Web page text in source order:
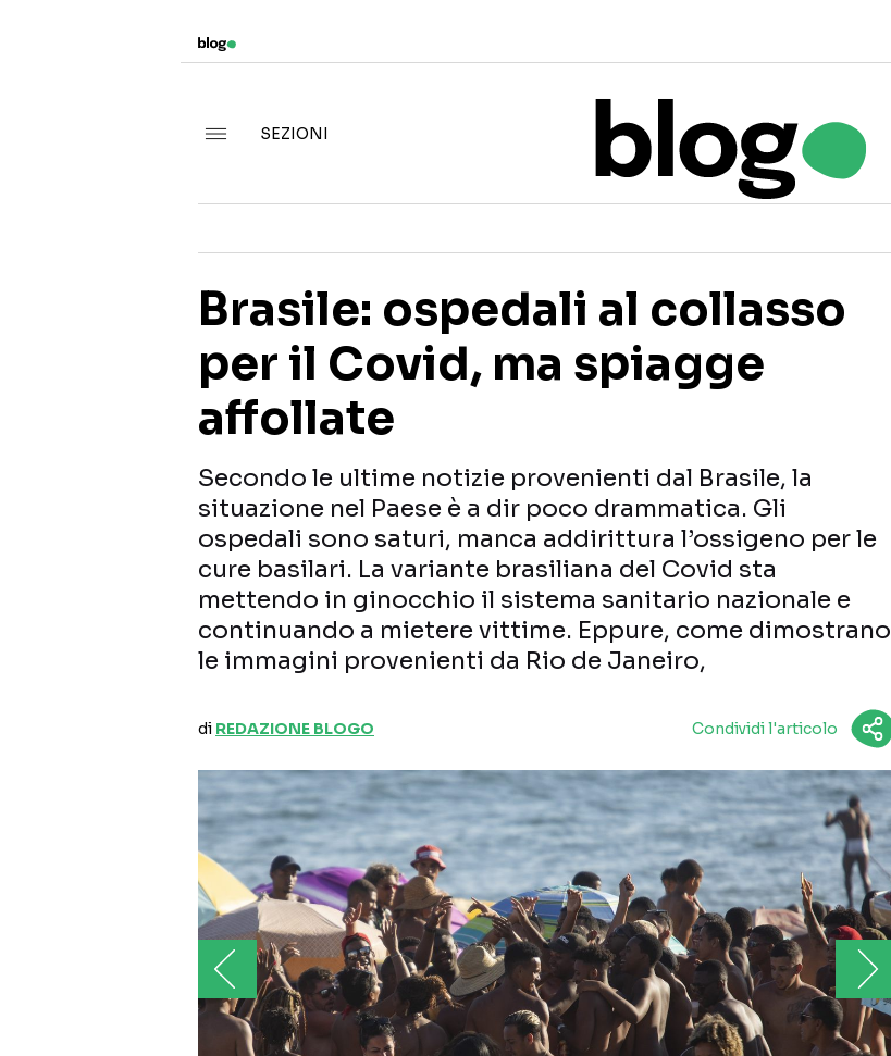
SEZIONI
Brasile: ospedali al collasso
per il Covid, ma spiagge
affollate
Secondo le ultime notizie provenienti dal Brasile, la
situazione nel Paese è a dir poco drammatica. Gli
ospedali sono saturi, manca addirittura l’ossigeno per le
cure basilari. La variante brasiliana del Covid sta
mettendo in ginocchio il sistema sanitario nazionale e
continuando a mietere vittime. Eppure, come dimostrano
le immagini provenienti da Rio de Janeiro,
di REDAZIONE BLOGO Condividi l'articolo